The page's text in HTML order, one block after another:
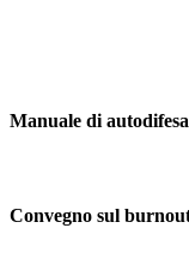
Manuale di
Convegno sul